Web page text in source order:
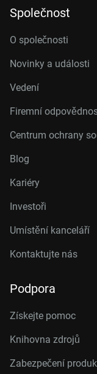
Společnost
O společnosti
Novinky a události
Vedení
Firemní
Centrum ochrany
Blog
Kariéry
Investoři
Umístění kanceláří
Kontaktujte nás
Podpora
Získejte pomoc
Knihovna zdrojů
Zabezpečení